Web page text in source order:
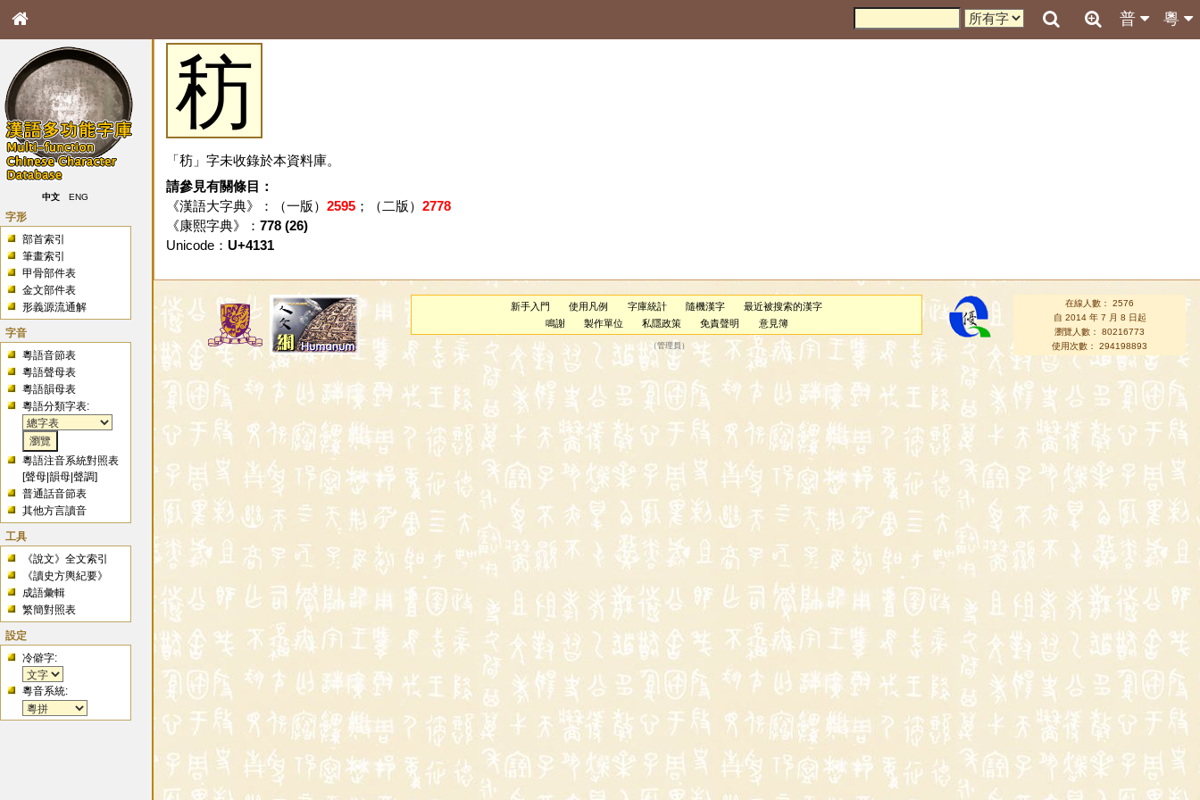
粵
普
中文 ENG
字形
部首索引
筆畫索引
甲骨部件表
金文部件表
形義源流通解
字音
粵語音節表
粵語聲母表
粵語韻母表
粵語分類字表:
粵語注音系統對照表
[聲母 |韻母 |聲調]
普通話音節表
其他方言讀音
工具
《說文》全文索引
《讀史方輿紀要》
成語彙輯
繁簡對照表
設定
冷僻字:
粵音系統:
䄱
「䄱」字未收錄於本資料庫。
請參見有關條目：
《漢語大字典》：（一版） 2595；（二版） 2778
《康熙字典》： 778 (26)
Unicode： U+4131
新手入門 使用凡例 字庫統計 隨機漢字
最近被搜索的漢字
鳴謝
製作單位 私隱政策 免責聲明 意見簿
（管理員 ）
在線人數： 2576
自 2014 年 7 月 8 日起
瀏覽人數： 80216773
使用次數： 294198893